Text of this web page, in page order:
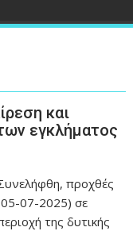
και
εγκλήματος
προχθές
07-2025) σε
της δυτικής